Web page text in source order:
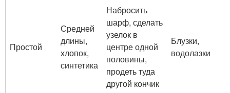
Простой
Средней
длины,
хлопок,
синтетика
Набросить
шарф, сделать
узелок в
центре одной
половины,
продеть туда
другой кончик
Блузки,
водолазки